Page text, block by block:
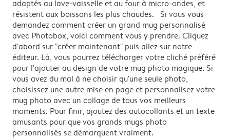
adaptés au lave-vaisselle et au four à micro-ondes, et
résistent aux boissons les plus chaudes. Si vous vous
demandez comment créer un grand mug personnalisé
avec Photobox, voici comment vous y prendre. Cliquez
d'abord sur "créer maintenant" puis allez sur notre
éditeur. Là, vous pourrez télécharger votre cliché préféré
pour l'ajouter au design de votre mug photo magique. Si
vous avez du mal à ne choisir qu'une seule photo,
choisissez une autre mise en page et personnalisez votre
mug photo avec un collage de tous vos meilleurs
moments. Pour finir, ajoutez des autocollants et un texte
amusants pour que vos grands mugs photo
personnalisés se démarquent vraiment.